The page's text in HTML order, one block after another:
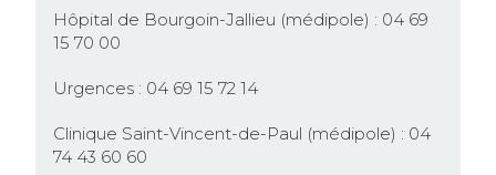
Hôpital de Bourgoin-Jallieu (médipole) : 04 69
15 70 00
Urgences : 04 69 15 72 14
Clinique Saint-Vincent-de-Paul (médipole) : 04
74 43 60 60